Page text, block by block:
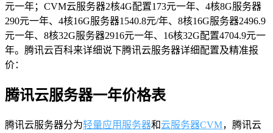
元一年；CVM云服务器2核4G配置173元一年、4核8G服务器
290元一年、4核16G服务器1540.8元/年、8核16G服务器2496.9
元一年、8核32G服务器2916元一年、16核32G配置4704.9元一
年。腾讯云百科来详细说下腾讯云服务器详细配置及精准报
价：
腾讯云服务器一年价格表
腾讯云服务器分为轻量应用服务器和云服务器CVM，腾讯云